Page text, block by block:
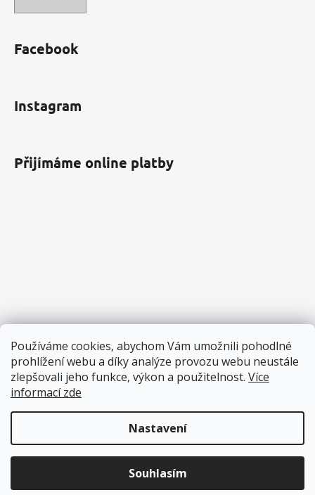
Používáme cookies, abychom Vám umožnili pohodlné
prohlížení webu a díky analýze provozu webu neustále
zlepšovali jeho funkce, výkon a použitelnost. Více
informací zde
Nastavení
Souhlasím
Facebook
Instagram
Přijímáme online platby
Copyright 2026Pěnové hračky. Všechna práva vyhrazena.
Upravit nastavení cookies